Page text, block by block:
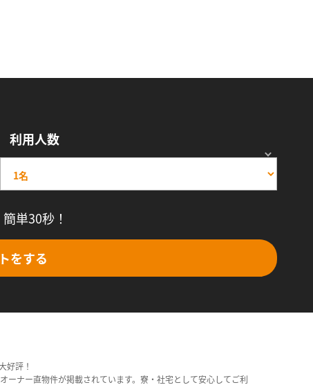
利用人数
単30秒！
をする
好評！
ナー直物件が掲載されています。寮・社宅として安心してご利